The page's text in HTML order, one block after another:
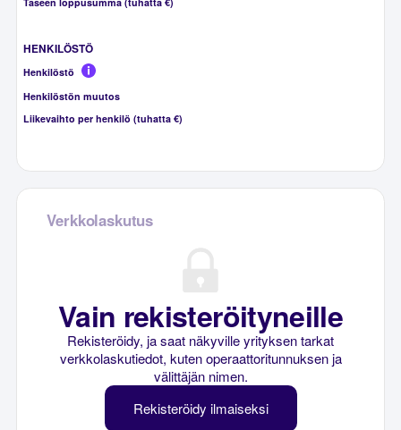
HENKILÖSTÖ
Henkilöstö
Henkilöstön muutos
Liikevaihto per henkilö (tuhatta €)
Verkkolaskutus
Vain rekisteröityneille
Rekisteröidy, ja saat näkyville yrityksen tarkat
verkkolaskutiedot, kuten operaattoritunnuksen ja
välittäjän nimen.
Rekisteröidy ilmaiseksi